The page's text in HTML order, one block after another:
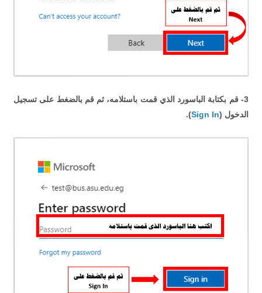
3- قم بكتابة الباسورد الذي قمت باستلامه، ثم قم بالضغط على تسجيل
الدخول (Sign In
).